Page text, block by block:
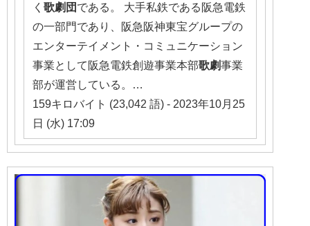
く 歌劇団 である。 大手私鉄である阪急電鉄
の一部門であり、阪急阪神東宝グループの
エンターテイメント・コミュニケーション
事業として阪急電鉄創遊事業本部歌劇事業
部が運営している。…
159キロバイト (23,042 語) - 2023年10月25
日 (水) 17:09